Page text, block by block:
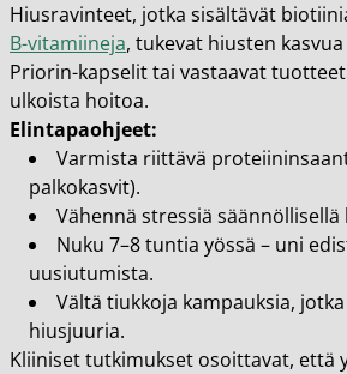
Hiusravinteet, jotka sisältävät
B-vitamiineja, tukevat hiusten
Priorin-kapselit tai vastaavat
ulkoista hoitoa.
Elintapaohjeet:
Varmista riittävä
palkokasvit).
Vähennä stressiä
Nuku 7–8 tuntia yössä – uni
uusiutumista.
Vältä tiukkoja kampauksia,
hiusjuuria.
Kliiniset tutkimukset osoittavat, että